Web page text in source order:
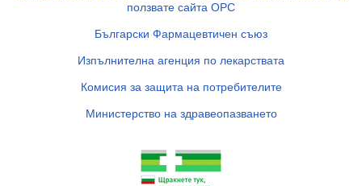
ползвате сайта ОРС
Български Фармацевтичен съюз
Изпълнителна агенция по лекарствата
Комисия за защита на потребителите
Министерство на здравеопазването